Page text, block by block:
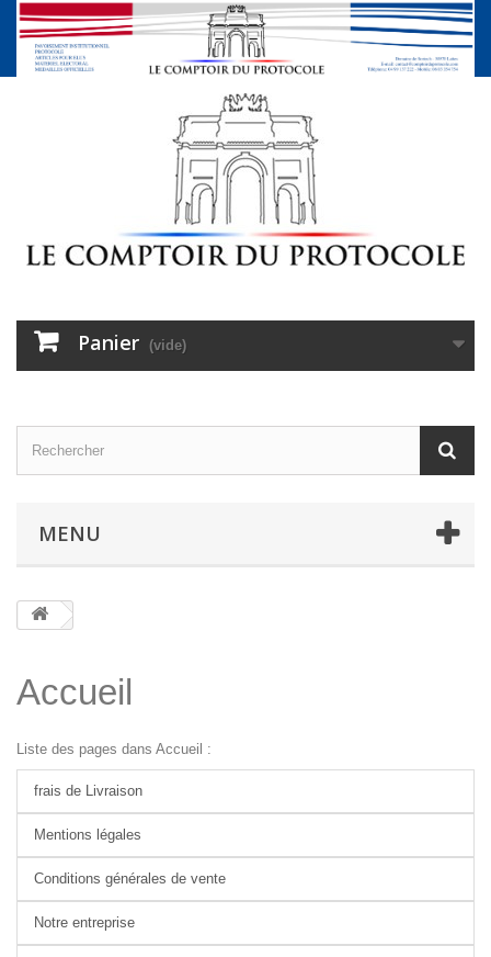
Panier (vide)
MENU
Accueil
Liste des pages dans Accueil :
frais de Livraison
Mentions légales
Conditions générales de vente
Notre entreprise